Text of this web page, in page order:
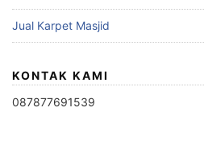
Jual Karpet Masjid
KONTAK KAMI
087877691539